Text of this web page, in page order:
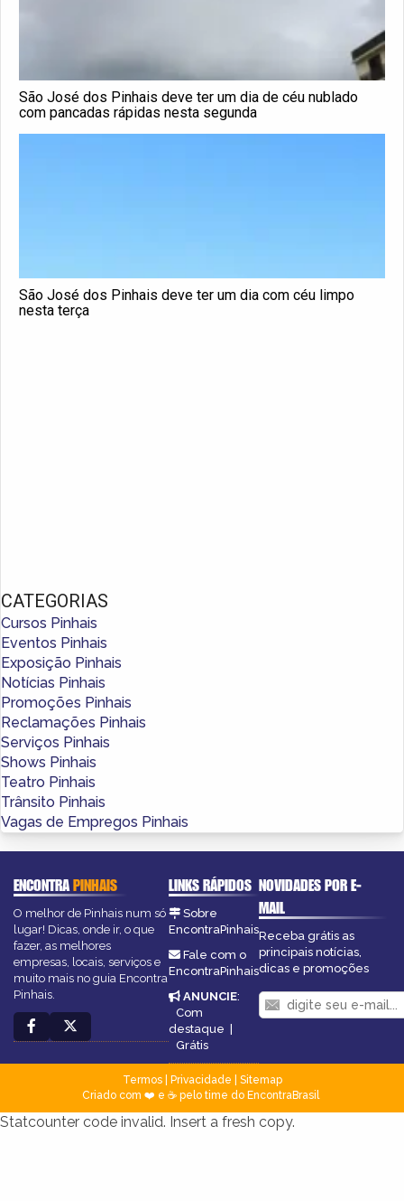
São José dos Pinhais deve ter um dia de céu nublado
com pancadas rápidas nesta segunda
São José dos Pinhais deve ter um dia com céu limpo
nesta terça
CATEGORIAS
Cursos Pinhais
Eventos Pinhais
Exposição Pinhais
Notícias Pinhais
Promoções Pinhais
Reclamações Pinhais
Serviços Pinhais
Shows Pinhais
Teatro Pinhais
Trânsito Pinhais
Vagas de Empregos Pinhais
ENCONTRAPINHAIS
O melhor de Pinhais num só
lugar! Dicas, onde ir, o que
fazer, as melhores
empresas, locais, serviços e
muito mais no guia Encontra
Pinhais.
LINKS RÁPIDOS
Sobre
EncontraPinhais
Fale com o
EncontraPinhais
ANUNCIE:
Com
destaque
Grátis
NOVIDADES POR E-
MAIL
Receba grátis as
principais notícias,
dicas e promoções
Termos| Privacidade
Sitemap
Criado com ❤️ e ☕ pelo time do EncontraBrasil
Statcounter code invalid. Insert a fresh copy.